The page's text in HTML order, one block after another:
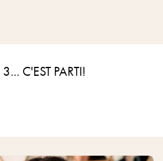
C'EST PARTI!